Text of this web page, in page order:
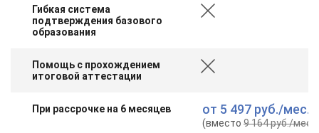
Гибкая система
подтверждения базового
образования
Помощь с прохождением
итоговой аттестации
При рассрочке на 6 месяцев от 5 497 руб./мес.
(вместо9 164 руб./мес.